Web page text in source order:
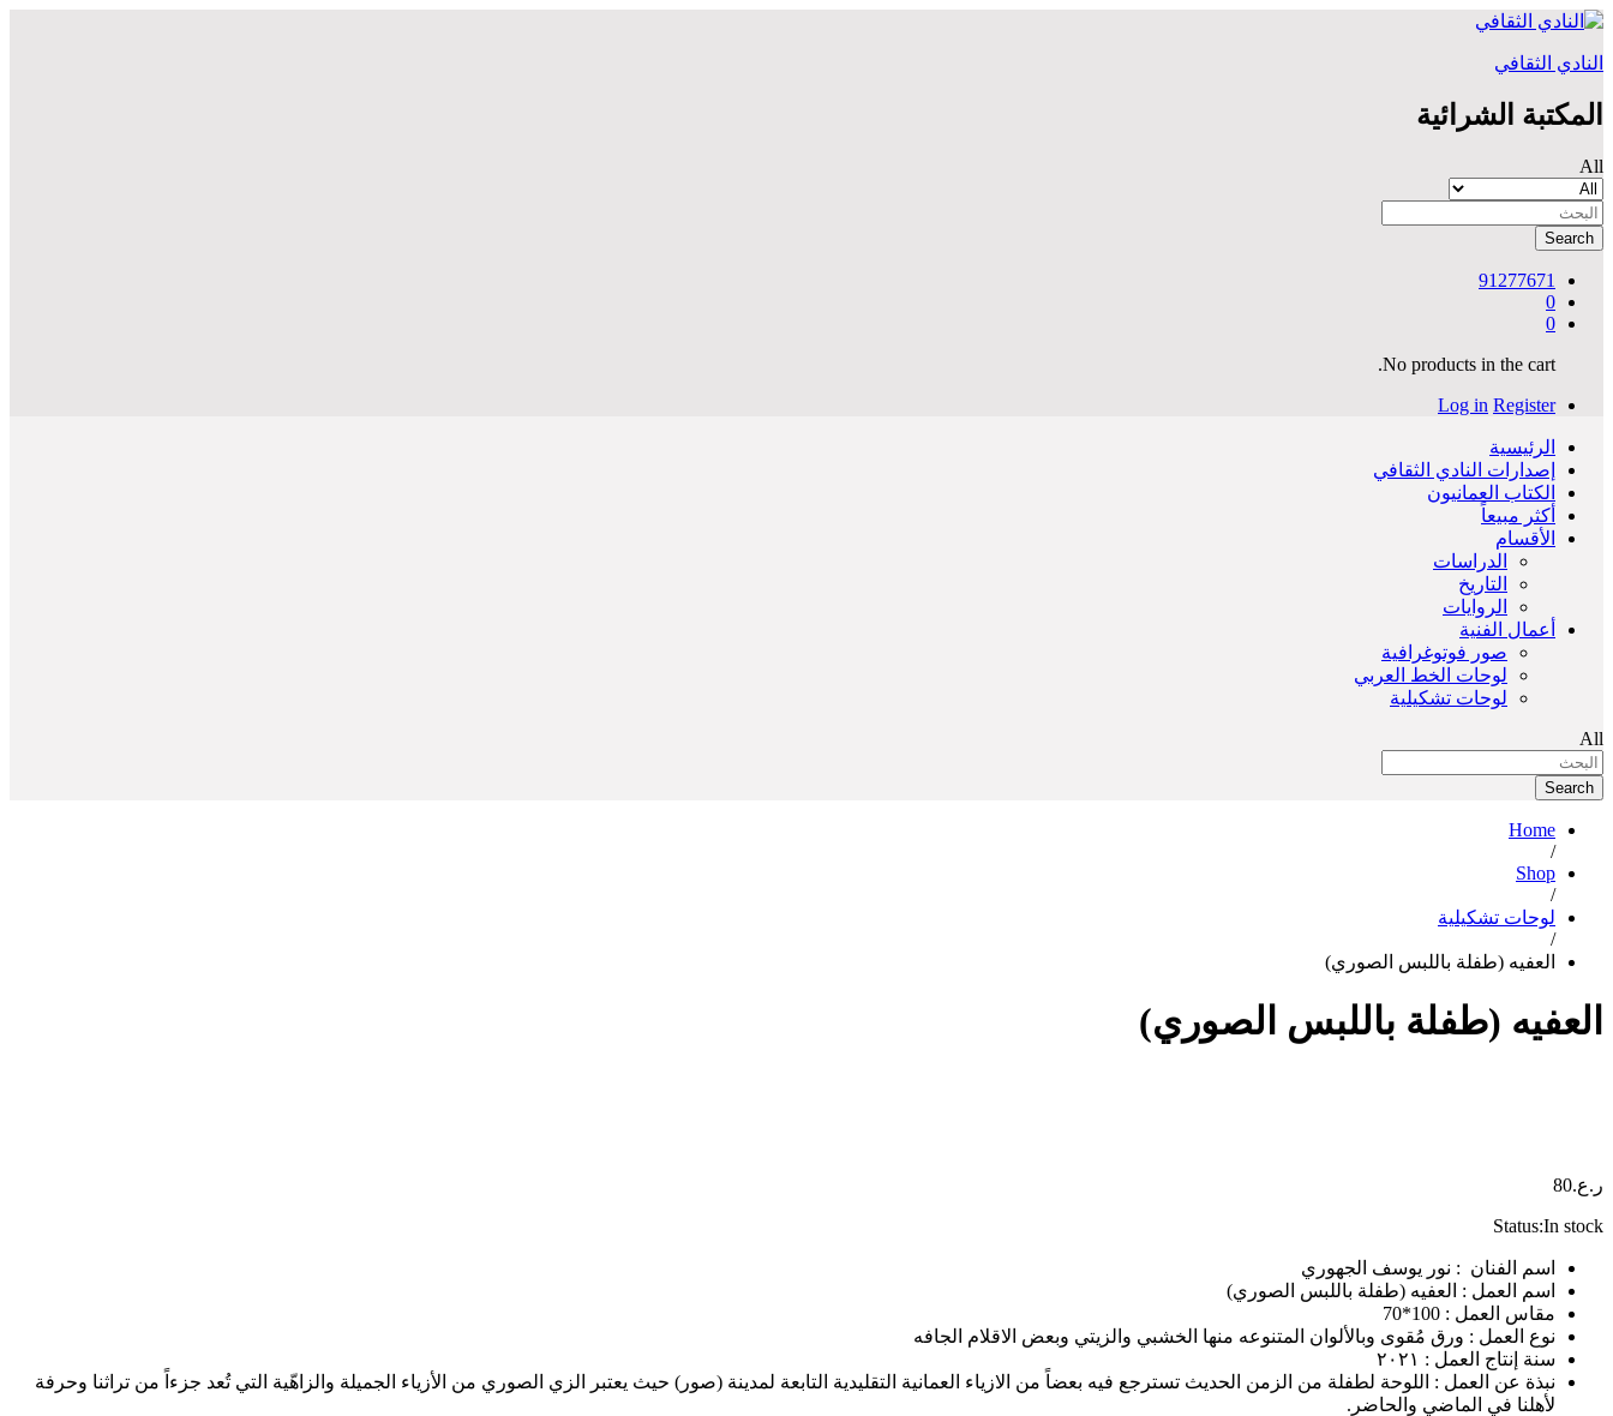
النادي الثقافي
المكتبة الشرائية
All
Search
91277671
0
0
No products in the cart.
Log in Register
الرئيسية
إصدارات النادي الثقافي
الكتاب العمانيون
أكثر مبيعاً
الأقسام
الدراسات
التاريخ
الروايات
أعمال الفنية
صور فوتوغرافية
لوحات الخط العربي
لوحات تشكيلية
All
Search
Home
/
Shop
/
لوحات تشكيلية
/
العفيه (طفلة باللبس الصوري)
العفيه (طفلة باللبس الصوري)
ر.ع.80
Status:In stock
اسم الفنان : نور يوسف الجهوري
اسم العمل : العفيه (طفلة باللبس الصوري)
مقاس العمل : 100*70
نوع العمل : ورق مُقوى وبالألوان المتنوعه منها الخشبي والزيتي وبعض الاقلام الجافه
سنة إنتاج العمل : ٢٠٢١
نبذة عن العمل : اللوحة لطفلة من الزمن الحديث تسترجع فيه بعضاً من الازياء العمانية التقليدية التابعة لمدينة (صور) حيث يعتبر الزي الصوري من الأزياء الجميلة والزاهّية التي تُعد جزءاً من تراثنا وحرفة
لأهلنا في الماضي والحاضر.